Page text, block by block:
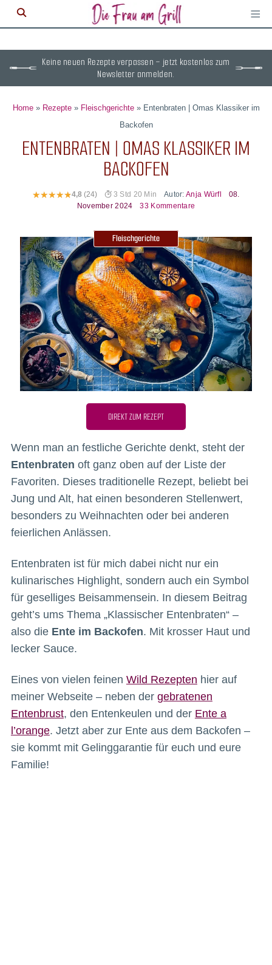
≡
Keine neuen Rezepte verpassen – jetzt kostenlos zum
Newsletter anmelden.
Home» Rezepte» Fleischgerichte» Entenbraten | Omas Klassiker im
Backofen
ENTENBRATEN | OMAS KLASSIKER IM
BACKOFEN
4,8(24) 3 Std 20 Min Autor:Anja Würfl
08.
November 2024
33 Kommentare
Fleischgerichte
DIREKT ZUM REZEPT
Wenn man an festliche Gerichte denkt, steht der
Entenbraten oft ganz oben auf der Liste der
Favoriten. Dieses traditionelle Rezept, beliebt bei
Jung und Alt, hat einen besonderen Stellenwert,
besonders zu Weihnachten oder bei anderen
feierlichen Anlässen.
Entenbraten ist für mich dabei nicht nur ein
kulinarisches Highlight, sondern auch ein Symbol
für geselliges Beisammensein. In diesem Beitrag
geht’s ums Thema „Klassischer Entenbraten“ –
also die Ente im Backofen. Mit krosser Haut und
lecker Sauce.
Eines von vielen feinen Wild Rezepten hier auf
meiner Webseite – neben der gebratenen
Entenbrust, den Entenkeulen und der Ente a
l’orange. Jetzt aber zur Ente aus dem Backofen –
sie kommt mit Gelinggarantie für euch und eure
Familie!